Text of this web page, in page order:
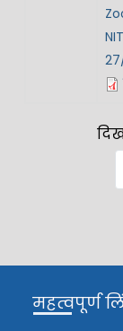
महत्वपूर्ण